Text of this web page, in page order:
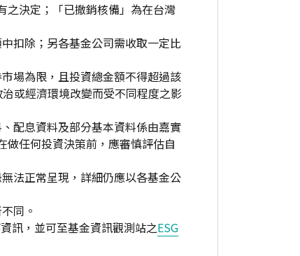
決定；「已撤銷核備」為在台灣
扣除；另各基金公司需收取一定比
場為限，且投資總金額不得超過該
或經濟環境改變而受不同程度之影
配息資料及部分基本資料係由嘉實
任何投資決策前，應審慎評估自
法正常呈現，詳細仍應以各基金公
同。
訊，並可至基金資訊觀測站之ESG